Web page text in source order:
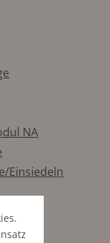
NA
Einsiedeln